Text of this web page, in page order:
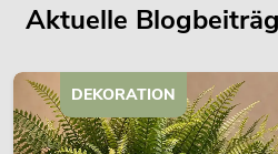
Aktuelle
DEKORATION